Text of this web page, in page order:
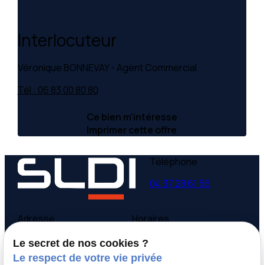
Interlocuteur
Véronique BONNEVAY - Agent Commercial
Tél : 06 83 00 80 80
Ce bien m’intéresse
Imprimer cette offre
Téléphone
04 37 28 61 56
Adresse
9 avenue Victor Hugo
69160 Tassin la Demi-
Horaires
Lundi - Vendredi
09:00-12:00,
Le secret de nos cookies ?
Le respect de votre vie privée